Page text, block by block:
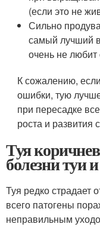
(если это не
Сильно
самый лучший
очень не любит
К сожалению,
ошибки, тую
при пересадке
роста и развития
Туя
болезни туи
Туя редко страдает
всего патогены
неправильным